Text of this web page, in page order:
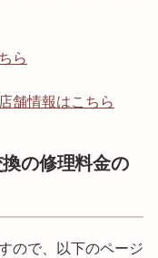
ら
舗情報はこちら
の修理料金の
ので、以下のページ